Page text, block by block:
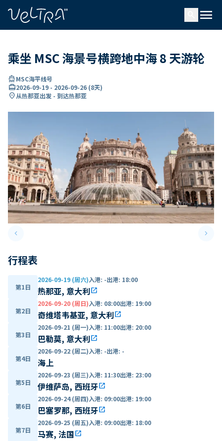
menu
乘坐 MSC 海景号横跨地中海 8 天游轮
directions_boatMSC海平线号
card_travel2026-09-19 - 2026-09-26 (8天)
location_on从热那亚出发 - 到达热那亚
keyboard_arrow_leftPrevious slide keyboard_arrow_right
行程表
第1日
2026-09-19 (周六)入港: -出港: 18:00
热那亚, 意大利open_in_new
第2日
2026-09-20 (周日)入港: 08:00出港: 19:00
奇维塔韦基亚, 意大利open_in_new
第3日
2026-09-21 (周一)入港: 11:00出港: 20:00
巴勒莫, 意大利open_in_new
第4日
2026-09-22 (周二)入港: -出港: -
海上
第5日
2026-09-23 (周三)入港: 11:30出港: 23:00
伊维萨岛, 西班牙open_in_new
第6日
2026-09-24 (周四)入港: 09:00出港: 19:00
巴塞罗那, 西班牙open_in_new
第7日
2026-09-25 (周五)入港: 09:00出港: 18:00
马赛, 法国open_in_new